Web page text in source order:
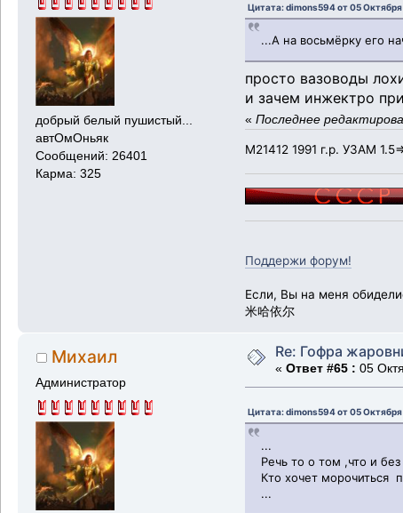
добрый белый пушистый...
автОмОньяк
Сообщений: 26401
Карма: 325
Цитата: dimons594 от 05
...А на восьмёрку его
просто вазоводы
и зачем инжектро
« Последнее
М21412 1991 г.р. УЗАМ
Поддержи форум!
Если, Вы на меня
米哈依尔
Михаил
Администратор
Re: Гофра
« Ответ #65 : 05
Цитата: dimons594 от 05
...
Речь то о том ,что и без
Кто хочет морочиться
...